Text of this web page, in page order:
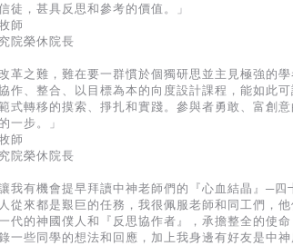
徒，甚具反思和參考的價值。」
師
院榮休院長
改革之難，難在要一群慣於個獨研思並主見極強的
作、整合、以目標為本的向度設計課程，能如此
式轉移的摸索、掙扎和實踐。參與者勇敢、富創
一步。」
師
院榮休院長
讓我有機會提早拜讀中神老師們的『心血結晶』─
從來都是艱巨的任務，我很佩服老師和同工們，
代的神國僕人和『反思協作者』，承擔整全的使
一些同學的想法和回應，加上我身邊有好友是中